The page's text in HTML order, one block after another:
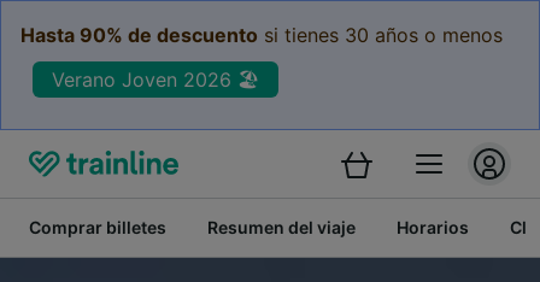
Hasta 90% de descuento si tienes 30 años o menos
Verano Joven 2026 🏖️
Comprar billetes Resumen del viaje Horarios